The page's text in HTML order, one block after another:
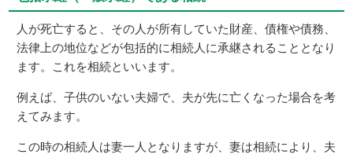
人が死亡すると、その人が所有していた財産、債権や債務、
法律上の地位などが包括的に相続人に承継されることとなり
ます。これを相続といいます。
例えば、子供のいない夫婦で、夫が先に亡くなった場合を考
えてみます。
この時の相続人は妻一人となりますが、妻は相続により、夫